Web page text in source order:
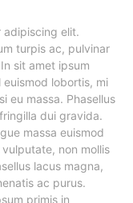
adipiscing elit.
turpis ac, pulvinar
sit amet ipsum
lobortis, mi
eu massa. Phasellus
dui gravida.
massa euismod
non mollis
lacus magna,
ac purus.
primis in